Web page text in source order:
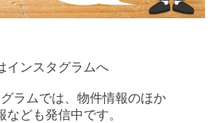
インスタグラムへ
ラムでは、物件情報のほか
なども発信中です。